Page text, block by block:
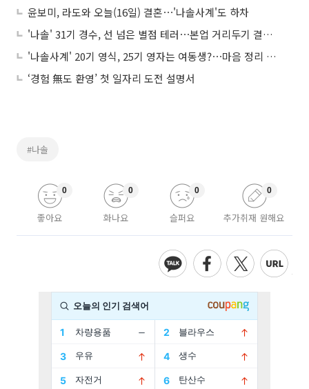
윤보미, 라도와 오늘(16일) 결혼⋯'나솔사계'도 하차
'나솔' 31기 경수, 선 넘은 별점 테러⋯본업 거리두기 결정 "자리 비움"
'나솔사계' 20기 영식, 25기 영자는 여동생?⋯마음 정리 끝 "핑계 대지 않을 것"
‘경험 無도 환영’ 첫 일자리 도전 설명서
#나솔
좋아요
0
화나요
0
슬퍼요
0
추가취재 원해요
0